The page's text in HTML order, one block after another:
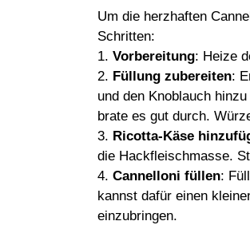
Um die herzhaften
Schritten:
1. Vorbereitung: Heize
2. Füllung zubereiten:
und den Knoblauch
brate es gut durch.
3. Ricotta-Käse
die Hackfleischmasse.
4. Cannelloni füllen:
kannst dafür einen
einzubringen.